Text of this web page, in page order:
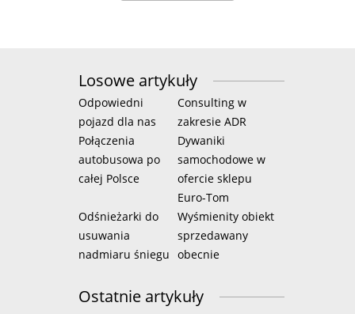
Losowe artykuły
Odpowiedni
pojazd dla nas
Consulting w
zakresie ADR
Połączenia
autobusowa po
całej Polsce
Dywaniki
samochodowe w
ofercie sklepu
Euro-Tom
Odśnieżarki do
usuwania
nadmiaru śniegu
Wyśmienity obiekt
sprzedawany
obecnie
Ostatnie artykuły